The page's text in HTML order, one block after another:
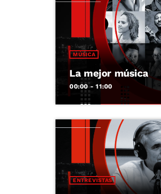
MÚSICA
La mejor música
00:00 - 11:00
ENTREVISTAS